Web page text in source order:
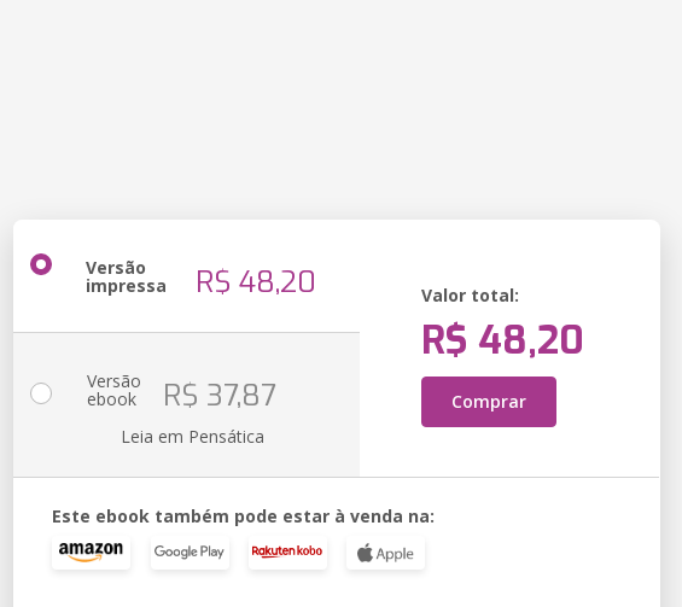
Versão
impressa R$ 48,20 Valor total:
R$ 48,20
Comprar
Versão
ebook R$ 37,87
Leia em Pensática
Este ebook também pode estar à venda na: